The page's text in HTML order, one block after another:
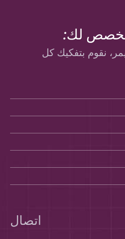
لك:
نقوم بتفكيك كل
اتصال